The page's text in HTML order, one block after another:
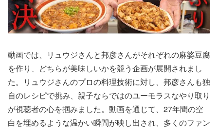
動画では、リュウジさんと邦彦さんがそれぞれの麻婆豆腐
を作り、どちらが美味しいかを競う企画が展開されまし
た。リュウジさんのプロの料理技術に対し、邦彦さんも独
自のレシピで挑み、親子ならではのユーモラスなやり取り
が視聴者の心を掴みました。動画を通じて、27年間の空
白を埋めるような温かい瞬間が映し出され、多くのファン